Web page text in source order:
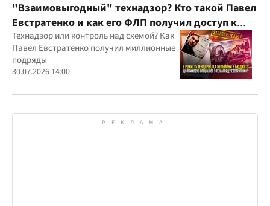
"Взаимовыгодный" технадзор? Кто такой Павел
Евстратенко и как его ФЛП получил доступ к
бюджетным миллионам?
Технадзор или контроль над схемой? Как
Павел Евстратенко получил миллионные
подряды
30.07.2026 14:00